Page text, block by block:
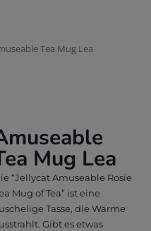
Tea Mug Lea
Mug Lea
“Jellycat Amuseable Rosie
Mug of Tea” ist eine
Tasse, die Wärme
Gibt es etwas